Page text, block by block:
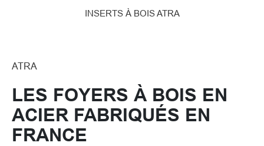
INSERTS À BOIS ATRA
ATRA
LES FOYERS À BOIS EN
ACIER FABRIQUÉS EN
FRANCE